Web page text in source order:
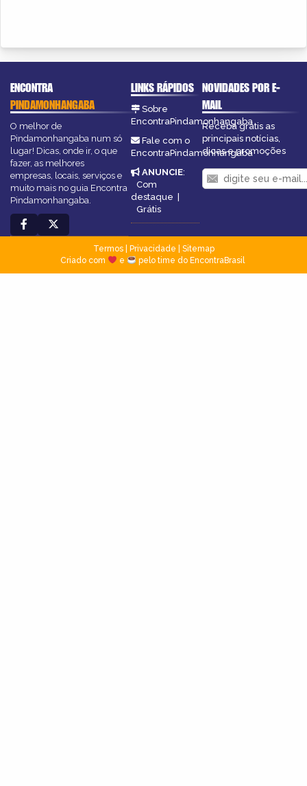
ENCONTRA
PINDAMONHANGABA
O melhor de
Pindamonhangaba num só
lugar! Dicas, onde ir, o que
fazer, as melhores
empresas, locais, serviços e
muito mais no guia Encontra
Pindamonhangaba.
LINKS RÁPIDOS
Sobre
EncontraPindamonhangaba
Fale com o
EncontraPindamonhangaba
ANUNCIE:
Com
destaque |
Grátis
NOVIDADES POR E-
MAIL
Receba grátis as
principais notícias,
dicas e promoções
Termos| Privacidade
Sitemap
Criado com
e pelo time do EncontraBrasil